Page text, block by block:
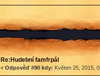
Re:Hudební famfrpál
« Odpověď #90 kdy: Květen 25, 2015,